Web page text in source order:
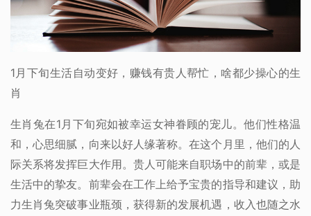
1月下旬生活自动变好，赚钱有贵人帮忙，啥都少操心的生
肖
生肖兔在1月下旬宛如被幸运女神眷顾的宠儿。他们性格温
和，心思细腻，向来以好人缘著称。在这个月里，他们的人
际关系将发挥巨大作用。贵人可能来自职场中的前辈，或是
生活中的挚友。前辈会在工作上给予宝贵的指导和建议，助
力生肖兔突破事业瓶颈，获得新的发展机遇，收入也随之水